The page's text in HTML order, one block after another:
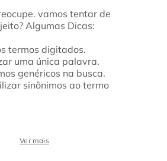
termos digitados.
uma única palavra.
genéricos na busca.
sinônimos ao termo
Ver mais